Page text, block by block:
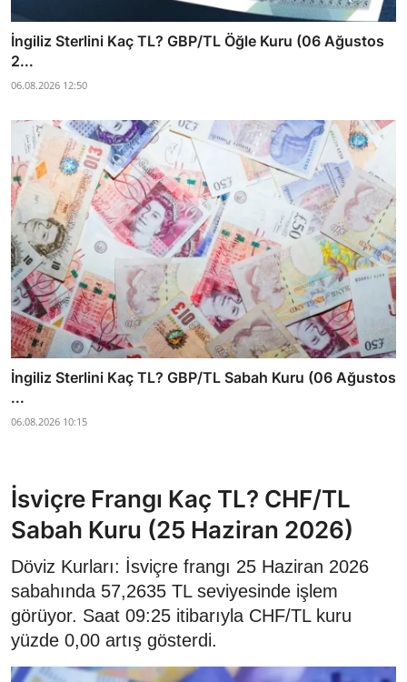
İngiliz Sterlini Kaç TL? GBP/TL Öğle Kuru (06 Ağustos
2...
06.08.2026 12:50
İngiliz Sterlini Kaç TL? GBP/TL Sabah Kuru (06 Ağustos
...
06.08.2026 10:15
İsviçre Frangı Kaç TL? CHF/TL
Sabah Kuru (25 Haziran 2026)
Döviz Kurları: İsviçre frangı 25 Haziran 2026
sabahında 57,2635 TL seviyesinde işlem
görüyor. Saat 09:25 itibarıyla CHF/TL kuru
yüzde 0,00 artış gösterdi.